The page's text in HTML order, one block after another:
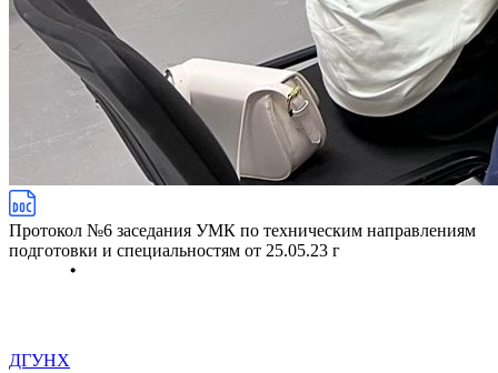
Протокол №6 заседания УМК по техническим направлениям
подготовки и специальностям от 25.05.23 г
ДГУНХ